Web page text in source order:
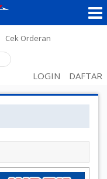
Cek Orderan
LOGIN DAFTAR